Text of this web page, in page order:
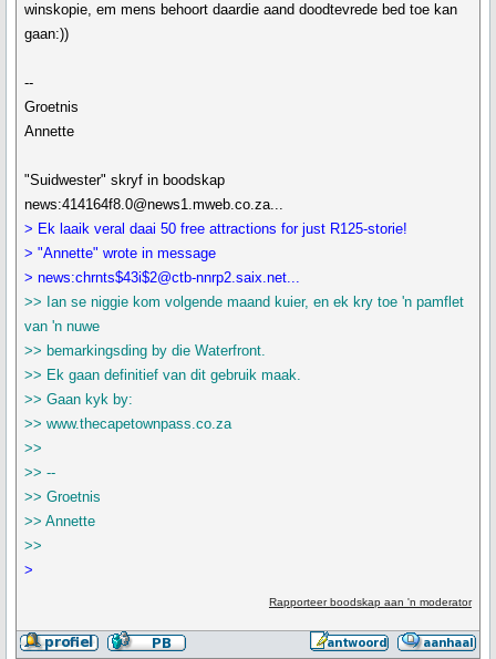
winskopie, em mens behoort daardie aand doodtevrede bed toe kan
gaan:))
--
Groetnis
Annette
"Suidwester" skryf in boodskap
news:414164f8.0@news1.mweb.co.za...
> Ek laaik veral daai 50 free attractions for just R125-storie!
> "Annette" wrote in message
> news:chrnts$43i$2@ctb-nnrp2.saix.net...
>> Ian se niggie kom volgende maand kuier, en ek kry toe 'n pamflet
van 'n nuwe
>> bemarkingsding by die Waterfront.
>> Ek gaan definitief van dit gebruik maak.
>> Gaan kyk by:
>> www.thecapetownpass.co.za
>>
>> --
>> Groetnis
>> Annette
>>
>
Rapporteer boodskap aan 'n moderator